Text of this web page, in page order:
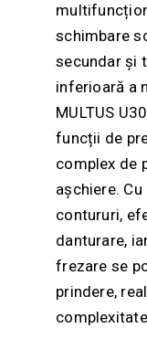
schimbare
secundar și
inferioară a
MULTUS
funcții de
complex de
așchiere.
contururi,
danturare,
frezare se
prindere,